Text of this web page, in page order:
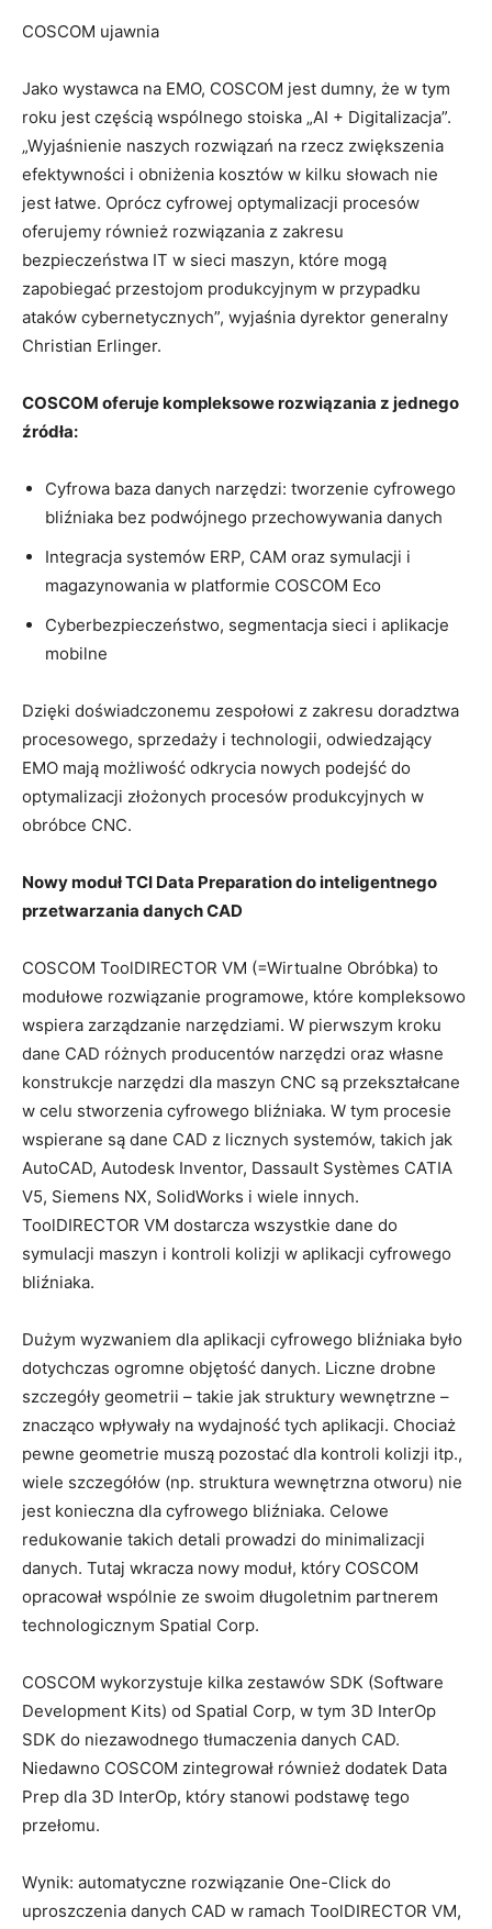
COSCOM ujawnia
Jako wystawca na EMO, COSCOM jest dumny, że w tym
roku jest częścią wspólnego stoiska „AI + Digitalizacja”.
„Wyjaśnienie naszych rozwiązań na rzecz zwiększenia
efektywności i obniżenia kosztów w kilku słowach nie
jest łatwe. Oprócz cyfrowej optymalizacji procesów
oferujemy również rozwiązania z zakresu
bezpieczeństwa IT w sieci maszyn, które mogą
zapobiegać przestojom produkcyjnym w przypadku
ataków cybernetycznych”, wyjaśnia dyrektor generalny
Christian Erlinger.
COSCOM oferuje kompleksowe rozwiązania z jednego
źródła:
Cyfrowa baza danych narzędzi: tworzenie cyfrowego
bliźniaka bez podwójnego przechowywania danych
Integracja systemów ERP, CAM oraz symulacji i
magazynowania w platformie COSCOM Eco
Cyberbezpieczeństwo, segmentacja sieci i aplikacje
mobilne
Dzięki doświadczonemu zespołowi z zakresu doradztwa
procesowego, sprzedaży i technologii, odwiedzający
EMO mają możliwość odkrycia nowych podejść do
optymalizacji złożonych procesów produkcyjnych w
obróbce CNC.
Nowy moduł TCI Data Preparation do inteligentnego
przetwarzania danych CAD
COSCOM ToolDIRECTOR VM (=Wirtualne Obróbka) to
modułowe rozwiązanie programowe, które kompleksowo
wspiera zarządzanie narzędziami. W pierwszym kroku
dane CAD różnych producentów narzędzi oraz własne
konstrukcje narzędzi dla maszyn CNC są przekształcane
w celu stworzenia cyfrowego bliźniaka. W tym procesie
wspierane są dane CAD z licznych systemów, takich jak
AutoCAD, Autodesk Inventor, Dassault Systèmes CATIA
V5, Siemens NX, SolidWorks i wiele innych.
ToolDIRECTOR VM dostarcza wszystkie dane do
symulacji maszyn i kontroli kolizji w aplikacji cyfrowego
bliźniaka.
Dużym wyzwaniem dla aplikacji cyfrowego bliźniaka było
dotychczas ogromne objętość danych. Liczne drobne
szczegóły geometrii – takie jak struktury wewnętrzne –
znacząco wpływały na wydajność tych aplikacji. Chociaż
pewne geometrie muszą pozostać dla kontroli kolizji itp.,
wiele szczegółów (np. struktura wewnętrzna otworu) nie
jest konieczna dla cyfrowego bliźniaka. Celowe
redukowanie takich detali prowadzi do minimalizacji
danych. Tutaj wkracza nowy moduł, który COSCOM
opracował wspólnie ze swoim długoletnim partnerem
technologicznym Spatial Corp.
COSCOM wykorzystuje kilka zestawów SDK (Software
Development Kits) od Spatial Corp, w tym 3D InterOp
SDK do niezawodnego tłumaczenia danych CAD.
Niedawno COSCOM zintegrował również dodatek Data
Prep dla 3D InterOp, który stanowi podstawę tego
przełomu.
Wynik: automatyczne rozwiązanie One-Click do
uproszczenia danych CAD w ramach ToolDIRECTOR VM,